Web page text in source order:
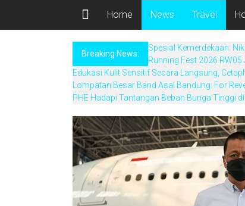
Home News Travel
Breaking News:
Spesial Kemerdekaan:
Running Fest 2026
Edukasi Kulit Sensitif Secara Langsung,
Lompatan Besar Band Asal Bandung: For
PHE Hadapi Tantangan Beban Bunga Tinggi